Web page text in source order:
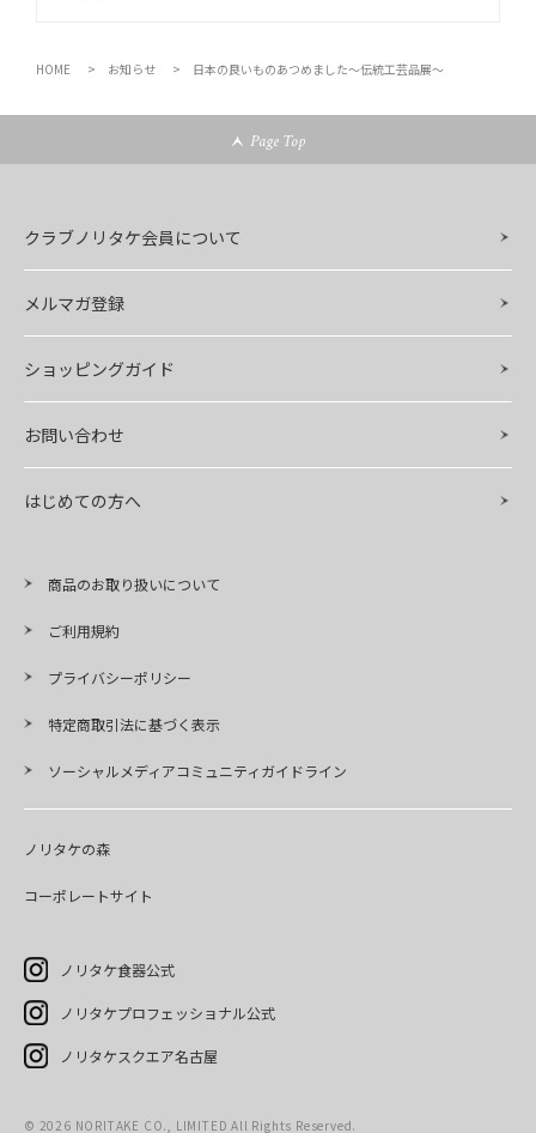
HOME お知らせ 日本の良いものあつめました～伝統工芸品展～
Page Top
クラブノリタケ会員について
メルマガ登録
ショッピングガイド
お問い合わせ
はじめての方へ
商品のお取り扱いについて
ご利用規約
プライバシーポリシー
特定商取引法に基づく表示
ソーシャルメディアコミュニティガイドライン
ノリタケの森
コーポレートサイト
ノリタケ食器公式
ノリタケプロフェッショナル公式
ノリタケスクエア名古屋
© 2026 NORITAKE CO., LIMITED All Rights Reserved.